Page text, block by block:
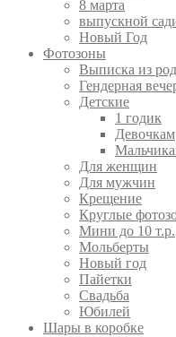
8 марта
выпускной
Новый Год
Фотозоны
Выписка из
Гендерная
Детские
1 годик
Девочкам
Для женщин
Для мужчин
Крещение
Круглые
Мини до 10 т.р.
Мольберты
Новый год
Пайетки
Свадьба
Юбилей
Шары в коробке